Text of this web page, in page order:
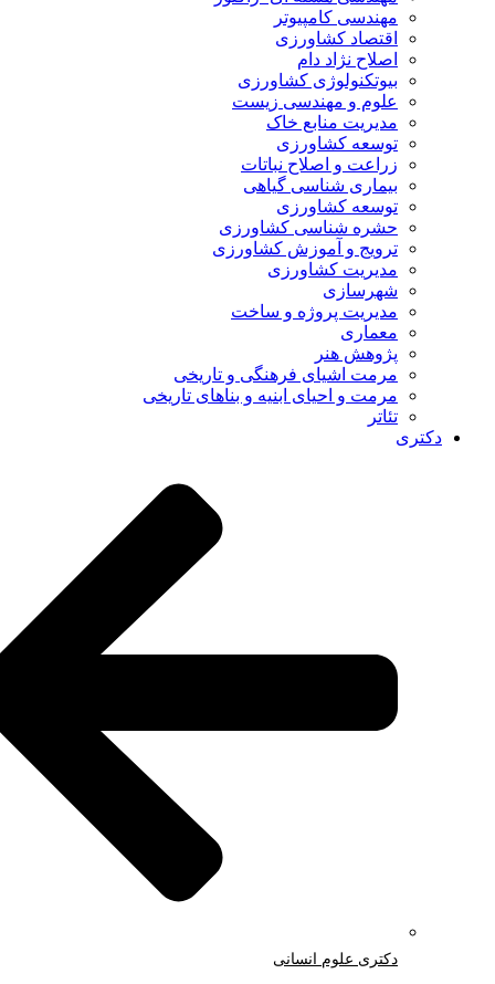
مهندسی کامپیوتر
اقتصاد کشاورزی
اصلاح نژاد دام
بیوتکنولوژی کشاورزی
علوم و مهندسی زیست
مدیریت منابع خاک
توسعه کشاورزی
زراعت و اصلاح نباتات
بیماری شناسی گیاهی
توسعه کشاورزی
حشره شناسی کشاورزی
ترویج و آموزش کشاورزی
مدیریت کشاورزی
شهرسازی
مدیریت پروژه و ساخت
معماری
پژوهش هنر
مرمت اشیای فرهنگی و تاریخی
مرمت و احیای ابنیه و بناهای تاریخی
تئاتر
دکتری
دکتری علوم انسانی